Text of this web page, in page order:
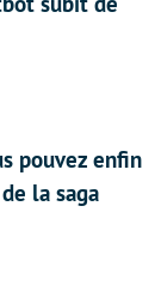
pouvez enfin
la saga